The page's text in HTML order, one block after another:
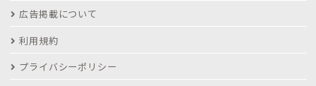
広告掲載について
利用規約
プライバシーポリシー